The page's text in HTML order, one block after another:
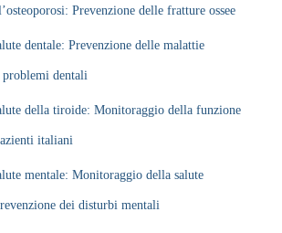
Prevenzione delle fratture ossee
dentale: Prevenzione delle malattie
dentali
della tiroide: Monitoraggio della funzione
italiani
mentale: Monitoraggio della salute
dei disturbi mentali